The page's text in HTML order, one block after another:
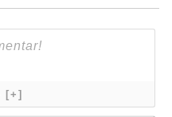
[+]